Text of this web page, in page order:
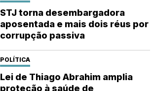
STJ torna desembargadora
aposentada e mais dois réus por
corrupção passiva
POLÍTICA
Lei de Thiago Abrahim amplia
proteção à saúde de